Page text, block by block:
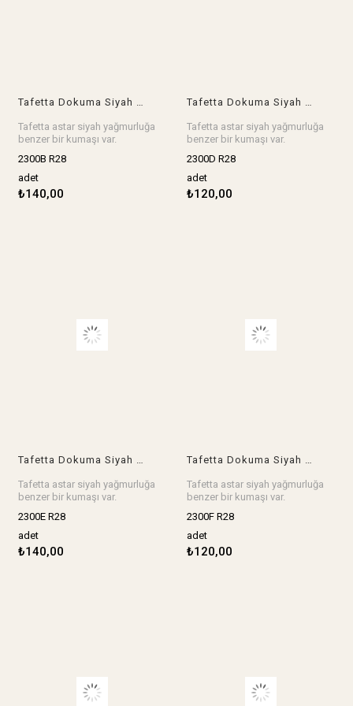
Tafetta Dokuma Siyah Renkte (En 145 cm x Boy 200 cm)
Tafetta astar siyah yağmurluğa
benzer bir kumaşı var.
Stok birimi adet.
2300B R28
adet
₺140,00
Tafetta Dokuma Siyah Renkte (En 150 cm x Boy 150 cm)
Tafetta astar siyah yağmurluğa
benzer bir kumaşı var.
Stok birimi adet.
2300D R28
adet
₺120,00
Tafetta Dokuma Siyah Renkte (En 140 cm x Boy 205 cm)
Tafetta astar siyah yağmurluğa
benzer bir kumaşı var.
Stok birimi adet.
2300E R28
adet
₺140,00
Tafetta Dokuma Siyah Renkte (En 140 cm x Boy 160 cm)
Tafetta astar siyah yağmurluğa
benzer bir kumaşı var.
Stok birimi adet.
2300F R28
adet
₺120,00